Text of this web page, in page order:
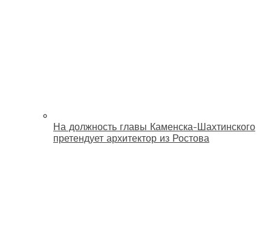
На должность главы Каменска-Шахтинского
претендует архитектор из Ростова